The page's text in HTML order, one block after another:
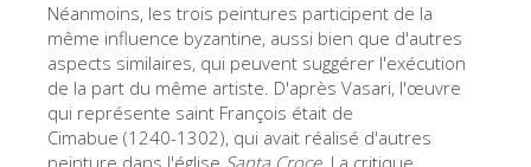
Le Musée national du Bargello
Galerie de l'Académie
La Galerie Palatine
Les Chapelles Médicis
Néanmoins, les trois peintures participent de la
même influence byzantine, aussi bien que d'autres
aspects similaires, qui peuvent suggérer l'exécution
de la part du même artiste. D'après Vasari, l'œuvre
qui représente saint François était de
Cimabue (1240-1302), qui avait réalisé d'autres
peinture dans l'église Santa Croce. La critique